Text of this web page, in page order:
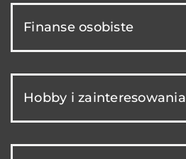
Finanse osobiste
Hobby i zainteresowania